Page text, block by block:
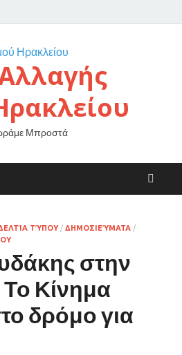
Μπροστά
ΤΎΠΟΥ/ ΔΗΜΟΣΙΕΎΜΑΤΑ /
στην
Κίνημα
δρόμο για